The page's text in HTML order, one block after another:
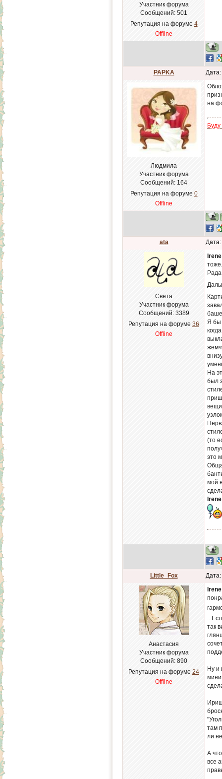
Участник форума
Сообщений: 501
Репутация на форуме 4
Offline
PAPKA
Людмила
Участник форума
Сообщений: 164
Репутация на форуме 0
Offline
на
ata
Света
Участник форума
Сообщений: 3389
Репутация на форуме 36
Offline
Irene
тоже.
Я бы
На
был
вещи
(то
это
мой
Irene
Little_Fox
Анастасия
Участник форума
Сообщений: 890
Репутация на форуме 24
Offline
Irene
так
Ну и
там
ли
А
все